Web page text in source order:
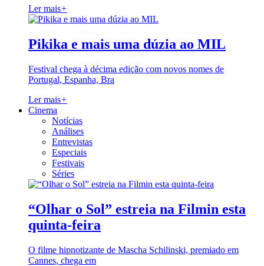
Ler mais+
Pikika e mais uma dúzia ao MIL
Festival chega à décima edição com novos nomes de
Portugal, Espanha, Bra
Ler mais+
Cinema
Notícias
Análises
Entrevistas
Especiais
Festivais
Séries
“Olhar o Sol” estreia na Filmin esta
quinta-feira
O filme hipnotizante de Mascha Schilinski, premiado em
Cannes, chega em